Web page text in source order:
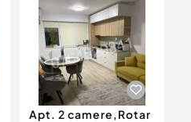
Apt. 2 camere,Rotar